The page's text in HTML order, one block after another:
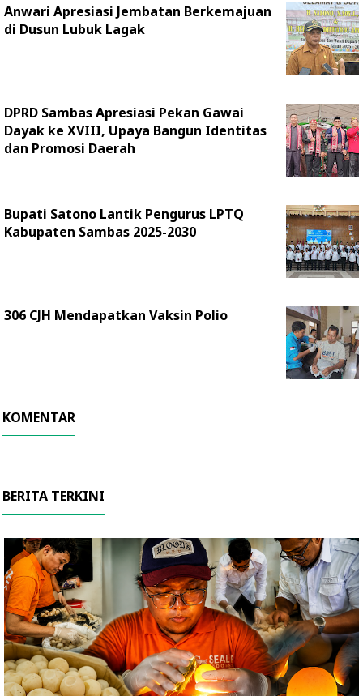
Anwari Apresiasi Jembatan Berkemajuan
di Dusun Lubuk Lagak
DPRD Sambas Apresiasi Pekan Gawai
Dayak ke XVIII, Upaya Bangun Identitas
dan Promosi Daerah
Bupati Satono Lantik Pengurus LPTQ
Kabupaten Sambas 2025-2030
306 CJH Mendapatkan Vaksin Polio
KOMENTAR
BERITA TERKINI